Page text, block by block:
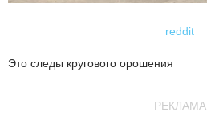
reddit
Это следы кругового орошения
РЕКЛАМА